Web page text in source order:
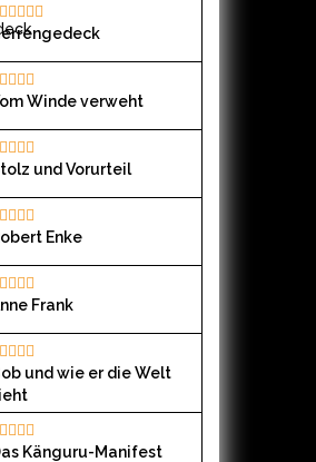
Winde verweht
und Vorurteil
Enke
Frank
und wie er die Welt
Känguru-Manifest